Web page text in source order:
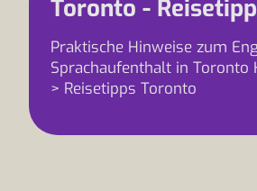
Toronto -
Praktische Hinweise zum
Sprachaufenthalt in Toronto
> Reisetipps Toronto